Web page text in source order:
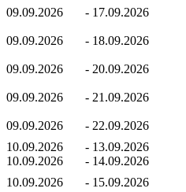
09.09.2026
- 17.09.2026
09.09.2026
- 18.09.2026
09.09.2026
- 20.09.2026
09.09.2026
- 21.09.2026
09.09.2026
- 22.09.2026
10.09.2026
- 13.09.2026
10.09.2026
- 14.09.2026
10.09.2026
- 15.09.2026